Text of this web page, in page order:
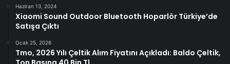
Haziran 13, 2024
Xiaomi Sound Outdoor Bluetooth Hoparlör Türkiye’de
Satışa Çıktı
Ocak 25, 2026
Tmo, 2026 Yılı Çeltik Alım Fiyatını Açıkladı: Baldo Çeltik,